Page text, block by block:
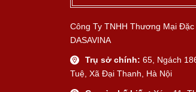
Công Ty TNHH Thương Mại Đặc
DASAVINA
Trụ sở chính: 65, Ngách
Tuệ, Xã Đại Thanh, Hà Nội